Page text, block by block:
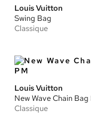
Louis Vuitton
Swing Bag
Classique
Louis Vuitton
New Wave Chain Bag
Classique